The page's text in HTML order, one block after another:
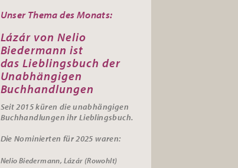
Unser Thema des Monats:
Lázár von Nelio
Biedermann ist
dasLieblingsbuch der
Unabhängigen
Buchhandlungen
Seit 2015 küren die unabhängigen
Buchhandlungen ihr Lieblingsbuch.
Die Nominierten für 2025 waren:
Nelio Biedermann, Lázár (Rowohlt)